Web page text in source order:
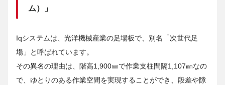
ム）」
Iqシステムは、光洋機械産業の足場板で、別名「次世代足
場」と呼ばれています。
その異名の理由は、階高1,900㎜で作業支柱間隔1,107㎜なの
で、ゆとりのある作業空間を実現することができ、段差や隙